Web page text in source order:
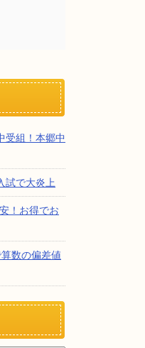
受組！本郷中
試で大炎上
！お得でお
数の偏差値